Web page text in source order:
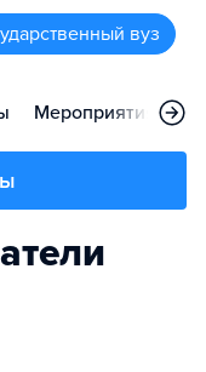
вуз
Мероприятия